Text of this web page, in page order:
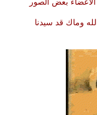
وماك قد سيدنا